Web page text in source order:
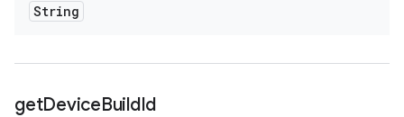
String
getDeviceBuildId